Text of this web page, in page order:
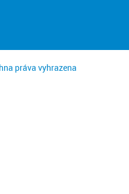
práva vyhrazena